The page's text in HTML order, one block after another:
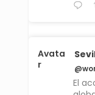
Avata
r
El